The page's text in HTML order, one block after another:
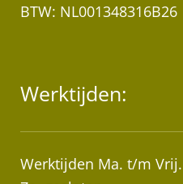
BTW: NL001348316B26
Werktijden:
Werktijden Ma. t/m